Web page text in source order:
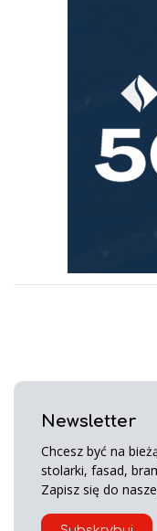
Newsletter
Chcesz być na
stolarki, fasad,
Zapisz się do